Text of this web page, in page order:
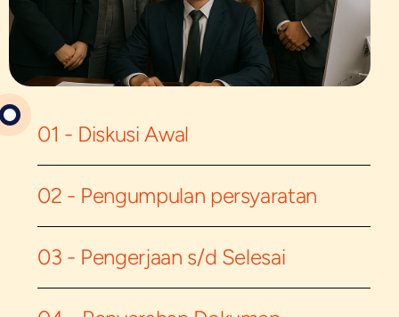
01 - Diskusi Awal
02 - Pengumpulan persyaratan
03 - Pengerjaan s/d Selesai